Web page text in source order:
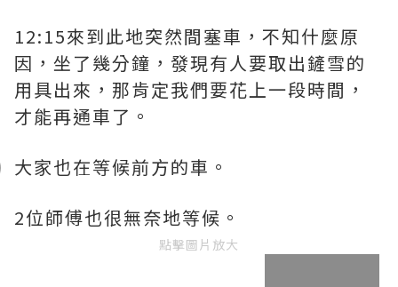
12:15來到此地突然間塞車，不知什麼原
因，坐了幾分鐘，發現有人要取出鏟雪的
用具出來，那肯定我們要花上一段時間，
才能再通車了。
大家也在等候前方的車。
2位師傅也很無奈地等候。
點擊圖片放大